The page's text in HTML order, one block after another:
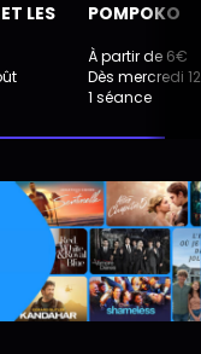
LES POMPOKO
À partir de 6€
Dès mercredi
1 séance